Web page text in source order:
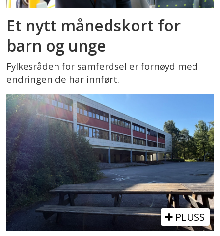
Et nytt månedskort for
barn og unge
Fylkesråden for samferdsel er fornøyd med
endringen de har innført.
PLUSS